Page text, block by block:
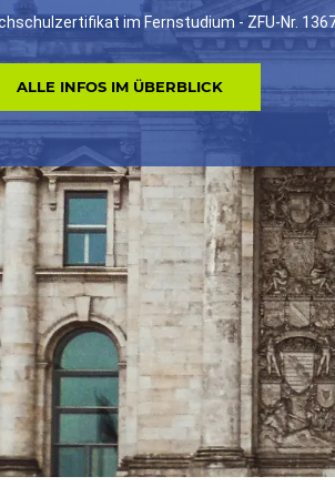
im Fernstudium - ZFU-Nr.
ALLE INFOS IM ÜBERBLICK